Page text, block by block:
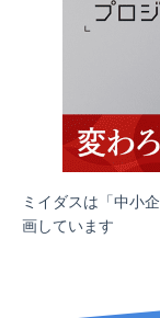
ミイダスは「中小
画しています